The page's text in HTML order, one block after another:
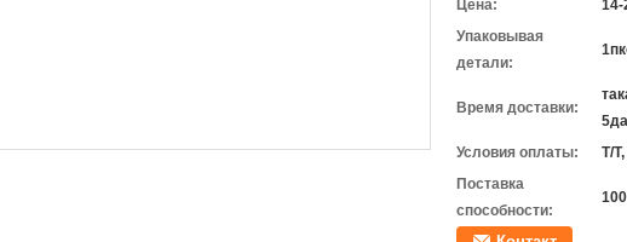
Цена:
14-
Упаковывая
детали:
Время доставки:
Условия оплаты:
Т/
Поставка
способности: